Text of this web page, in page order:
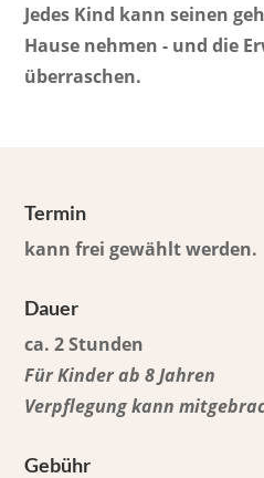
Jedes Kind kann seinen
Hause nehmen - und die
überraschen.
Termin
kann frei gewählt werden.
Dauer
ca. 2 Stunden
Für Kinder ab 8 Jahren
Verpflegung kann
Gebühr